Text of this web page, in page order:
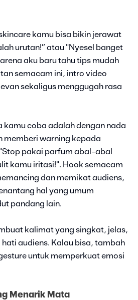
kamu bisa bikin jerawat
urutan!” atau "Nyesel banget
aku baru tahu tips mudah
semacam ini, intro video
sekaligus menggugah rasa
kamu coba adalah dengan nada
memberi warning kepada
pakai parfum abal-abal
kamu iritasi!". Hook semacam
dan memikat audiens,
hal yang umum
pandang lain.
kalimat yang singkat, jelas,
hati audiens. Kalau bisa, tambah
untuk memperkuat emosi
Menarik Mata